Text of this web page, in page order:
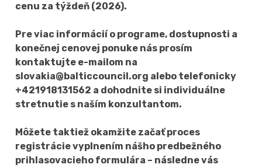
cenu za týždeň (2026).
Pre viac informácií o programe, dostupnosti a
konečnej cenovej ponuke nás prosím
kontaktujte e-mailom na
slovakia@balticcouncil.org alebo telefonicky
+421918131562 a dohodnite si individuálne
stretnutie s naším konzultantom.
Môžete taktiež okamžite začať proces
registrácie vyplnením nášho predbežného
prihlasovacieho formulára – následne vás